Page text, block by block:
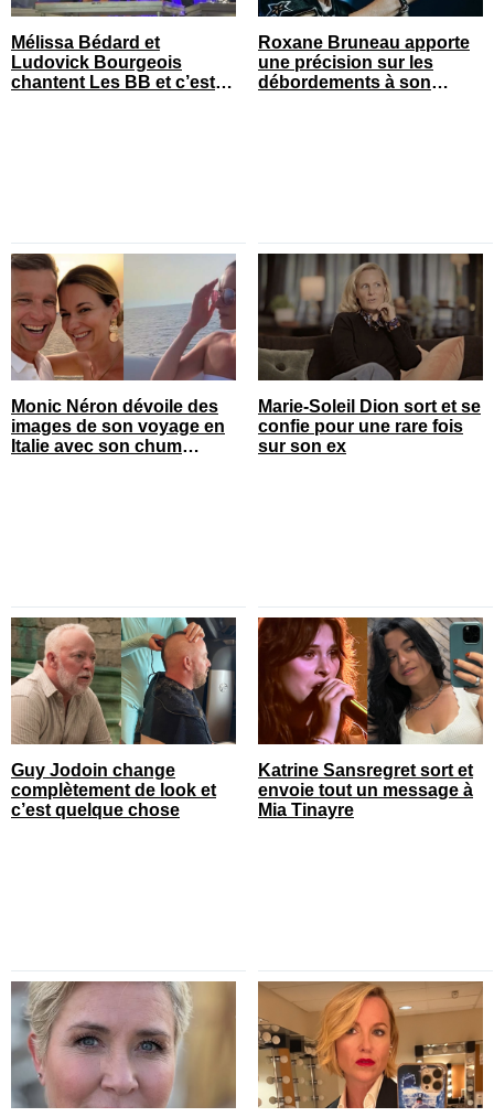
Mélissa Bédard et
Ludovick Bourgeois
chantent Les BB et c’est
Roxane Bruneau apporte
une précision sur les
débordements à son
Monic Néron dévoile des
images de son voyage en
Italie avec son chum
Marie-Soleil Dion sort et se
confie pour une rare fois
sur son ex
Guy Jodoin change
complètement de look et
c’est quelque chose
Katrine Sansregret sort et
envoie tout un message à
Mia Tinayre